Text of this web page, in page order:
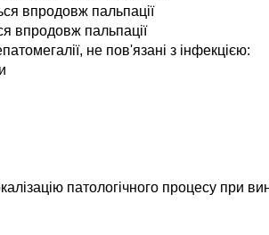
впродовж пальпації
впродовж пальпації
не пов'язані з інфекцією:
патологічного процесу при